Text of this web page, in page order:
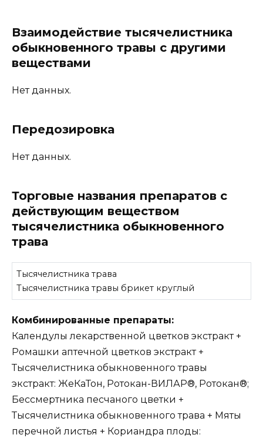
Взаимодействие тысячелистника
обыкновенного травы с другими
веществами
Нет данных.
Передозировка
Нет данных.
Торговые названия препаратов с
действующим веществом
тысячелистника обыкновенного
трава
Тысячелистника трава
Тысячелистника травы брикет круглый
Комбинированные препараты:
Календулы лекарственной цветков экстракт +
Ромашки аптечной цветков экстракт +
Тысячелистника обыкновенного травы
экстракт: ЖеКаТон, Ротокан-ВИЛАР®, Ротокан®;
Бессмертника песчаного цветки +
Тысячелистника обыкновенного трава + Мяты
перечной листья + Кориандра плоды: